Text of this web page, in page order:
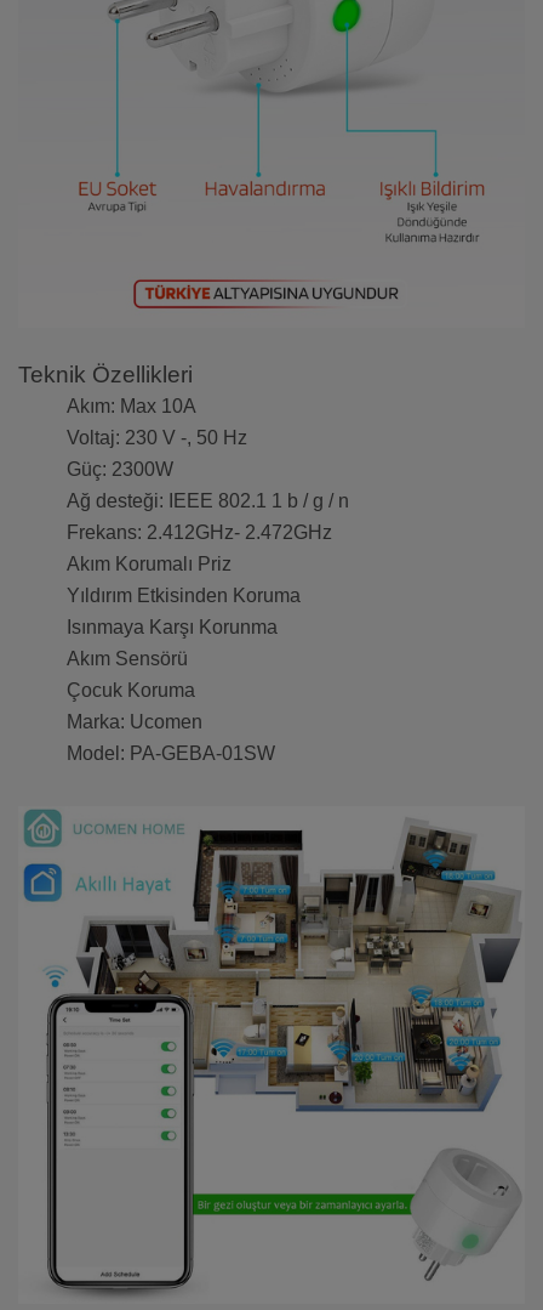
Teknik Özellikleri
Akım: Max 10A
Voltaj: 230 V -, 50 Hz
Güç: 2300W
Ağ desteği: IEEE 802.1 1 b / g / n
Frekans: 2.412GHz- 2.472GHz
Akım Korumalı Priz
Yıldırım Etkisinden Koruma
Isınmaya Karşı Korunma
Akım Sensörü
Çocuk Koruma
Marka: Ucomen
Model: PA-GEBA-01SW